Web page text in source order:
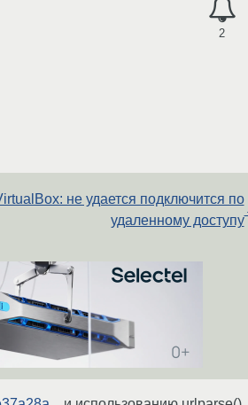
2
не удается подключится по
удаленному доступу